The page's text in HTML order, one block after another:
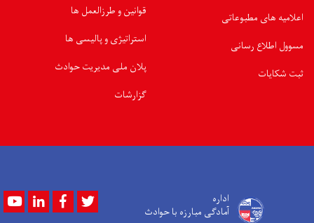
اعلامیه های مطبوعاتی
مسوول اطلاع رسانی
ثبت شکایات
قوانین و طرزالعمل ها
استراتیژی و پالیسی ها
پلان ملی مدیریت حوادث
گزارشات
اداره
آمادگی مبارزه با حوادث
YoutubeLinkedInFacebook